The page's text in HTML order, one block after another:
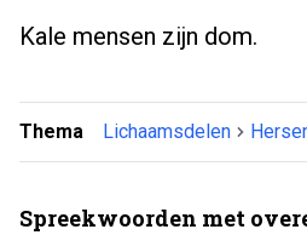
Kale mensen zijn dom.
Thema Lichaamsdelen
Spreekwoorden met